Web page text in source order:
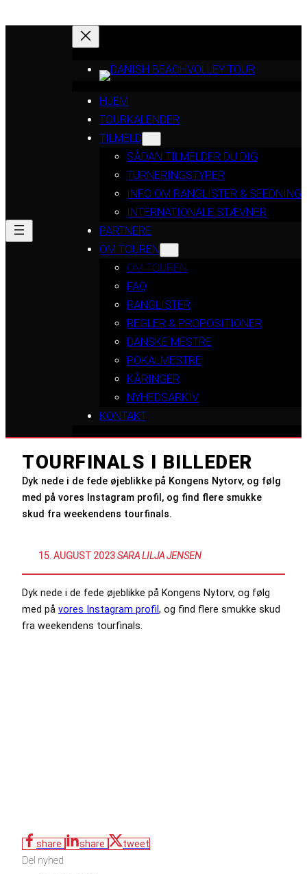
HJEM
TOURKALENDER
TILMELD
SÅDAN TILMELDER DU DIG
TURNERINGSTYPER
INFO OM RANGLISTER & SEEDNING
INTERNATIONALE STÆVNER
PARTNERE
OM TOUREN
OM TOUREN
FAQ
RANGLISTER
REGLER & PROPOSITIONER
DANSKE MESTRE
POKALMESTRE
KÅRINGER
NYHEDSARKIV
KONTAKT
TOURFINALS I BILLEDER
Dyk nede i de fede øjeblikke på Kongens Nytorv, og følg
med på vores Instagram profil, og find flere smukke
skud fra weekendens tourfinals.
15. AUGUST 2023:SARA LILJA JENSEN
Dyk nede i de fede øjeblikke på Kongens Nytorv, og følg
med på vores Instagram profil , og find flere smukke skud
fra weekendens tourfinals.
share share
tweet
Del nyhed